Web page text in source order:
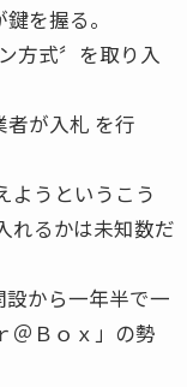
を握る。
方式〞を取り入
が入札 を行
ようというこう
れるかは未知数だ
から一年半で一
＠Ｂｏｘ」の勢